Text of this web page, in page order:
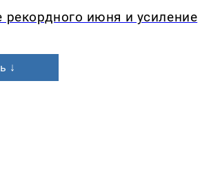
рекордного июня и усиление
↓